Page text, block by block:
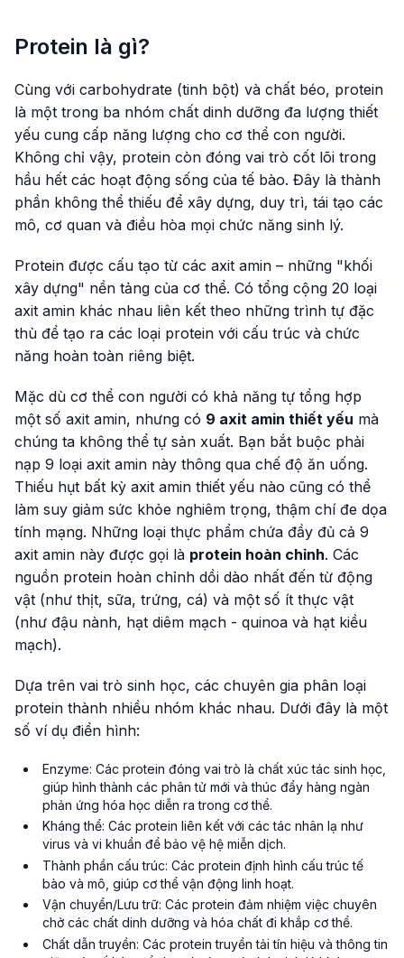
Protein là gì?
Cùng với carbohydrate (tinh bột) và chất béo, protein
là một trong ba nhóm chất dinh dưỡng đa lượng thiết
yếu cung cấp năng lượng cho cơ thể con người.
Không chỉ vậy, protein còn đóng vai trò cốt lõi trong
hầu hết các hoạt động sống của tế bào. Đây là thành
phần không thể thiếu để xây dựng, duy trì, tái tạo các
mô, cơ quan và điều hòa mọi chức năng sinh lý.
Protein được cấu tạo từ các axit amin – những "khối
xây dựng" nền tảng của cơ thể. Có tổng cộng 20 loại
axit amin khác nhau liên kết theo những trình tự đặc
thù để tạo ra các loại protein với cấu trúc và chức
năng hoàn toàn riêng biệt.
Mặc dù cơ thể con người có khả năng tự tổng hợp
một số axit amin, nhưng có 9 axit amin thiết yếu mà
chúng ta không thể tự sản xuất. Bạn bắt buộc phải
nạp 9 loại axit amin này thông qua chế độ ăn uống.
Thiếu hụt bất kỳ axit amin thiết yếu nào cũng có thể
làm suy giảm sức khỏe nghiêm trọng, thậm chí đe dọa
tính mạng. Những loại thực phẩm chứa đầy đủ cả 9
axit amin này được gọi là protein hoàn chỉnh. Các
nguồn protein hoàn chỉnh dồi dào nhất đến từ động
vật (như thịt, sữa, trứng, cá) và một số ít thực vật
(như đậu nành, hạt diêm mạch - quinoa và hạt kiều
mạch).
Dựa trên vai trò sinh học, các chuyên gia phân loại
protein thành nhiều nhóm khác nhau. Dưới đây là một
số ví dụ điển hình:
Enzyme: Các protein đóng vai trò là chất xúc tác sinh học,
giúp hình thành các phân tử mới và thúc đẩy hàng ngàn
phản ứng hóa học diễn ra trong cơ thể.
Kháng thể: Các protein liên kết với các tác nhân lạ như
virus và vi khuẩn để bảo vệ hệ miễn dịch.
Thành phần cấu trúc: Các protein định hình cấu trúc tế
bào và mô, giúp cơ thể vận động linh hoạt.
Vận chuyển/Lưu trữ: Các protein đảm nhiệm việc chuyên
chở các chất dinh dưỡng và hóa chất đi khắp cơ thể.
Chất dẫn truyền: Các protein truyền tải tín hiệu và thông tin